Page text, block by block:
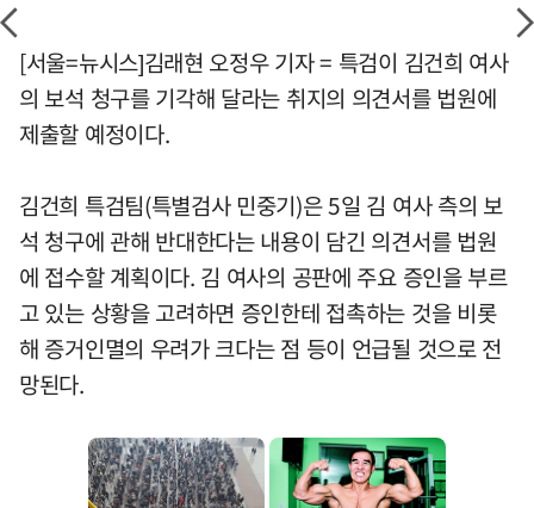
[서울=뉴시스]김래현 오정우 기자 = 특검이 김건희 여사
의 보석 청구를 기각해 달라는 취지의 의견서를 법원에
제출할 예정이다.
김건희 특검팀(특별검사 민중기)은 5일 김 여사 측의 보
석 청구에 관해 반대한다는 내용이 담긴 의견서를 법원
에 접수할 계획이다. 김 여사의 공판에 주요 증인을 부르
고 있는 상황을 고려하면 증인한테 접촉하는 것을 비롯
해 증거인멸의 우려가 크다는 점 등이 언급될 것으로 전
망된다.